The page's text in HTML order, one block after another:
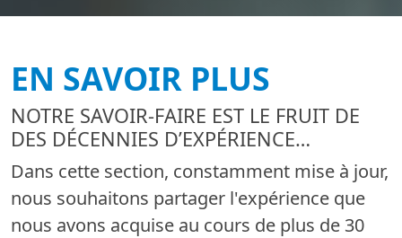
EN SAVOIR PLUS
NOTRE SAVOIR-FAIRE EST LE FRUIT DE
DES DÉCENNIES D’EXPÉRIENCE…
Dans cette section, constamment mise à jour,
nous souhaitons partager l'expérience que
nous avons acquise au cours de plus de 30